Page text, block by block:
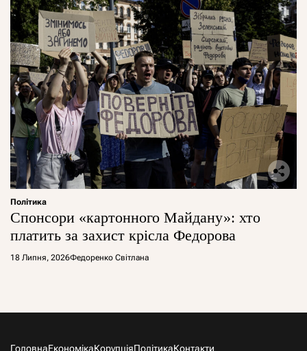
Політика
Спонсори «картонного Майдану»: хто
платить за захист крісла Федорова
18 Липня, 2026Федоренко Світлана
ГоловнаЕкономікаКорупціяПолітикаКонтакти